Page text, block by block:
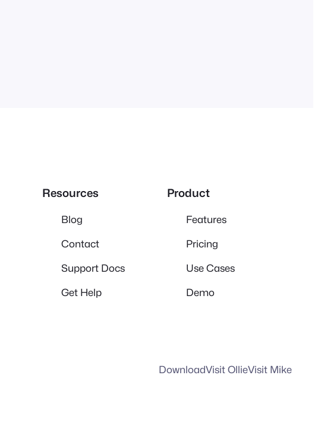
Resources
Blog
Contact
Support Docs
Get Help
Product
Features
Pricing
Use Cases
Demo
DownloadVisit OllieVisit Mike